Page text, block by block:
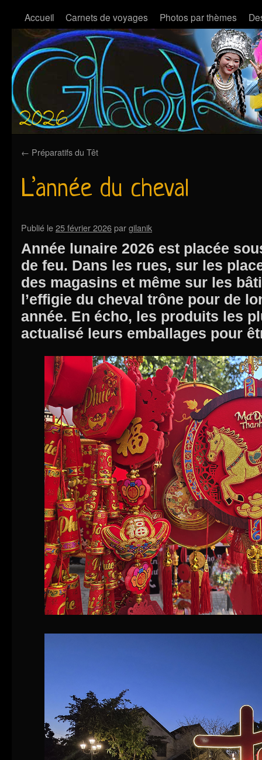
Accueil Carnets de voyages Photos par thèmes
← Préparatifs du Têt
L’année du cheval
Publié le25 février 2026pargilanik
Année lunaire 2026 est placée
de feu. Dans les rues, sur les
des magasins et même sur les
l’effigie du cheval trône pour de
année. En écho, les produits les
actualisé leurs emballages pour